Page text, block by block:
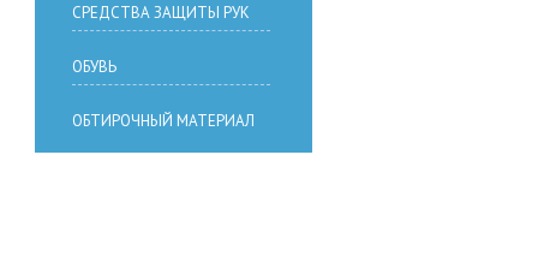
СРЕДСТВА ЗАЩИТЫ РУК
ОБУВЬ
ОБТИРОЧНЫЙ МАТЕРИАЛ